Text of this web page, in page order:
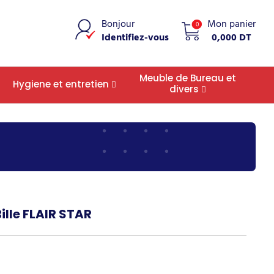
0 Mon panier
0,000 DT
Bonjour
Identifiez-vous
Hygiene et entretien
Meuble de Bureau et
divers
FLAIR STAR